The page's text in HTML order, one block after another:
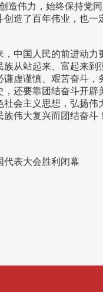
造伟力，始终保持党
造了百年伟业，也一
中国人民的前进动力
从站起来、富起来到
虚谨慎、艰苦奋斗，
还要靠团结奋斗开辟
会主义思想，弘扬伟
伟大复兴而团结奋斗！
表大会胜利闭幕